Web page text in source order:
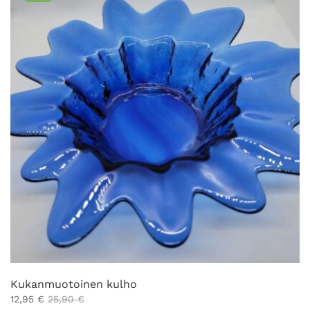
Kukanmuotoinen kulho
12,95 € 25,90€